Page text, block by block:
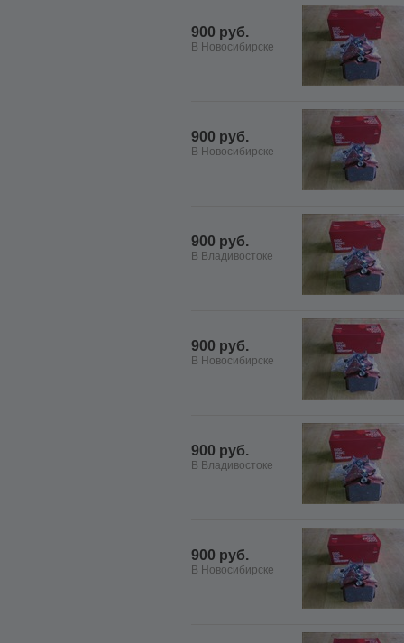
900 руб.
В Новосибирске
900 руб.
В Новосибирске
900 руб.
В Владивостоке
900 руб.
В Новосибирске
900 руб.
В Владивостоке
900 руб.
В Новосибирске